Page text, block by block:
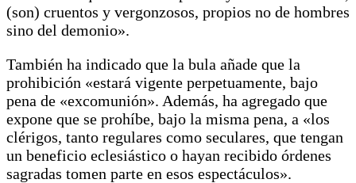
(son) cruentos y vergonzosos, propios no de hombres
sino del demonio».
También ha indicado que la bula añade que la
prohibición «estará vigente perpetuamente, bajo
pena de «excomunión». Además, ha agregado que
expone que se prohíbe, bajo la misma pena, a «los
clérigos, tanto regulares como seculares, que tengan
un beneficio eclesiástico o hayan recibido órdenes
sagradas tomen parte en esos espectáculos».